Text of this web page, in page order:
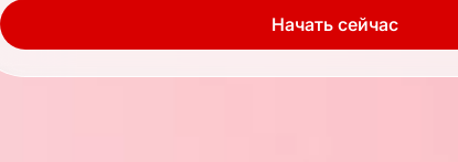
Начать сейчас